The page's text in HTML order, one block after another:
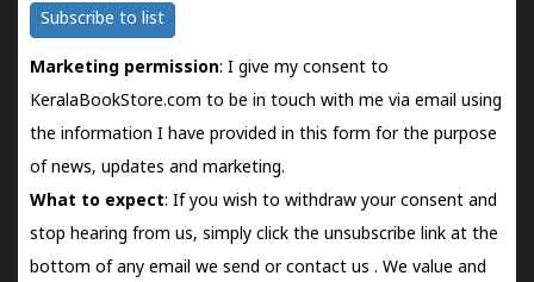
Subscribe to list
Marketing permission: I give my consent to
KeralaBookStore.com to be in touch with me via email using
the information I have provided in this form for the purpose
of news, updates and marketing.
What to expect: If you wish to withdraw your consent and
stop hearing from us, simply click the unsubscribe link at the
bottom of any email we send orcontact us . We value and